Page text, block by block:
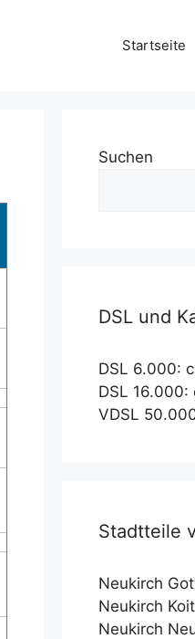
Startseite
Suchen
DSL und
DSL 6.000:
DSL 16.000:
VDSL
Stadtteile
Neukirch
Neukirch
Neukirch